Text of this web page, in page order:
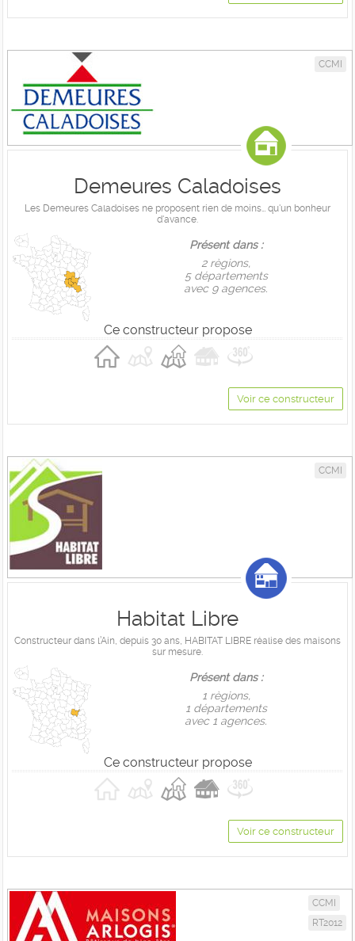
CCMI
Demeures Caladoises
Les Demeures Caladoises ne proposent rien de moins… qu'un bonheur
d'avance.
Présent dans :
2 règions,
5 départements
avec 9 agences.
Ce constructeur propose
Voir ce constructeur
CCMI
Habitat Libre
Constructeur dans l’Ain, depuis 30 ans, HABITAT LIBRE réalise des maisons
sur mesure.
Présent dans :
1 règions,
1 départements
avec 1 agences.
Ce constructeur propose
Voir ce constructeur
CCMI
RT2012